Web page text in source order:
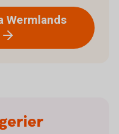
Wermlands